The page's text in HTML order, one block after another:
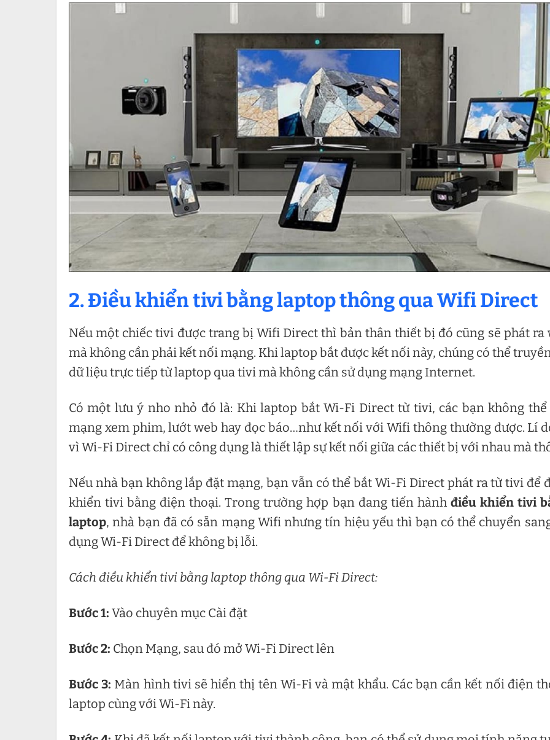
2. Điều khiển tivi bằng laptop thông qua Wifi Direct
Nếu một chiếc tivi được trang bị Wifi Direct thì bản thân thiết bị đó cũng sẽ phát ra
mà không cần phải kết nối mạng. Khi laptop bắt được kết nối này, chúng có thể
dữ liệu trực tiếp từ laptop qua tivi mà không cần sử dụng mạng Internet.
Có một lưu ý nho nhỏ đó là: Khi laptop bắt Wi-Fi Direct từ tivi, các bạn không
mạng xem phim, lướt web hay đọc báo…như kết nối với Wifi thông thường được. Lí
vì Wi-Fi Direct chỉ có công dụng là thiết lập sự kết nối giữa các thiết bị với nhau mà
Nếu nhà bạn không lắp đặt mạng, bạn vẫn có thể bắt Wi-Fi Direct phát ra từ tivi để
khiển tivi bằng điện thoại. Trong trường hợp bạn đang tiến hành điều khiển tivi
laptop, nhà bạn đã có sẵn mạng Wifi nhưng tín hiệu yếu thì bạn có thể chuyển
dụng Wi-Fi Direct để không bị lỗi.
Cách điều khiển tivi bằng laptop thông qua Wi-Fi Direct:
Bước 1: Vào chuyên mục Cài đặt
Bước 2: Chọn Mạng, sau đó mở Wi-Fi Direct lên
Bước 3: Màn hình tivi sẽ hiển thị tên Wi-Fi và mật khẩu. Các bạn cần kết nối điện
laptop cùng với Wi-Fi này.